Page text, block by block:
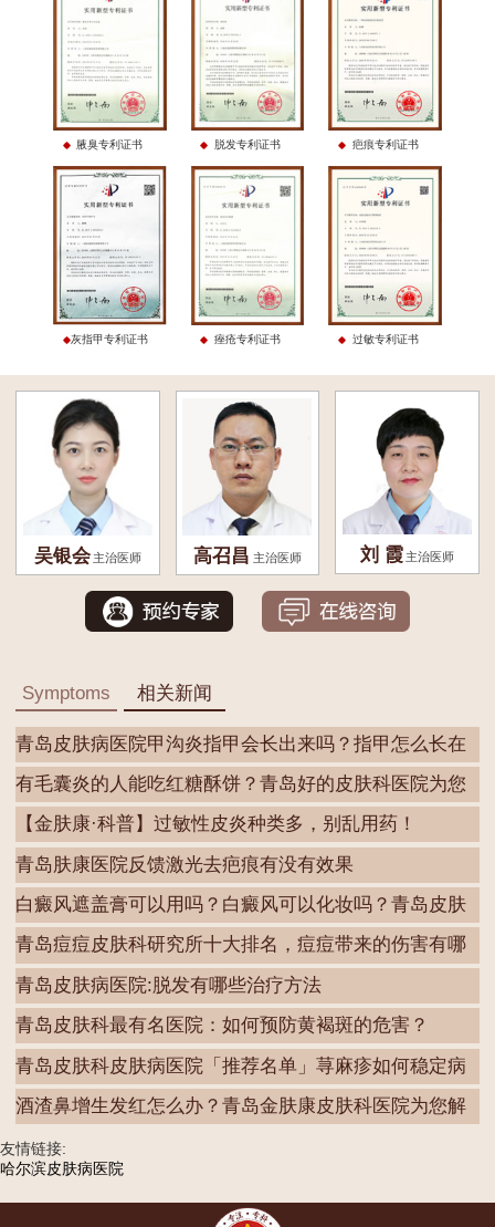
腋臭专利证书 脱发专利证书 疤痕专利证书
灰指甲专利证书 痤疮专利证书 过敏专利证书
吴银会 主治医师 高召昌 主治医师 刘 霞 主治医师
Symptoms 相关新闻
青岛皮肤病医院甲沟炎指甲会长出来吗？指甲怎么长在
肉
有毛囊炎的人能吃红糖酥饼？青岛好的皮肤科医院为您
解
【金肤康·科普】过敏性皮炎种类多，别乱用药！
青岛肤康医院反馈激光去疤痕有没有效果
白癜风遮盖膏可以用吗？白癜风可以化妆吗？青岛皮肤
病
青岛痘痘皮肤科研究所十大排名，痘痘带来的伤害有哪
些
青岛皮肤病医院:脱发有哪些治疗方法
青岛皮肤科最有名医院：如何预防黄褐斑的危害？
青岛皮肤科皮肤病医院「推荐名单」荨麻疹如何稳定病
情
酒渣鼻增生发红怎么办？青岛金肤康皮肤科医院为您解
答
友情链接:
哈尔滨皮肤病医院